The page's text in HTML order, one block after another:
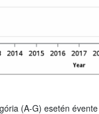
(A-G) esetén